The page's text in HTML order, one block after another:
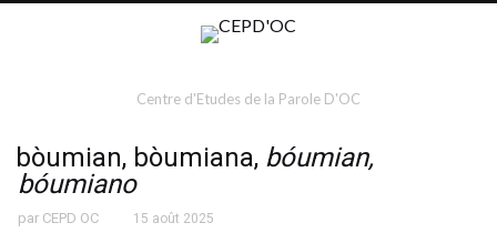
Centre d'Etudes de la Parole D'OC
bòumian, bòumiana, bóumian,
bóumiano
par CEPD OC 15 août 2025